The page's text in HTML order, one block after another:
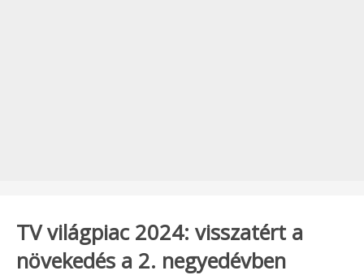
TV világpiac 2024: visszatért a
növekedés a 2. negyedévben